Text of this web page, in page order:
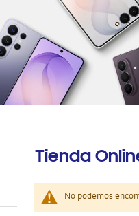
Tienda
No podemos